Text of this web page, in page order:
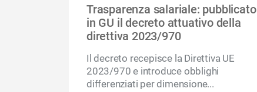
Trasparenza salariale: pubblicato
in GU il decreto attuativo della
direttiva 2023/970
Il decreto recepisce la Direttiva UE
2023/970 e introduce obblighi
differenziati per dimensione...